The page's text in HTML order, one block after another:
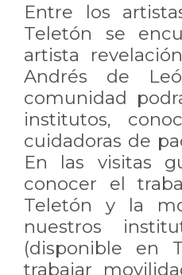
Entre los
Teletón se
artista
Andrés de
comunidad
institutos,
cuidadoras de
En las visitas
conocer el
Teletón y la
nuestros
(disponible en
trabajar